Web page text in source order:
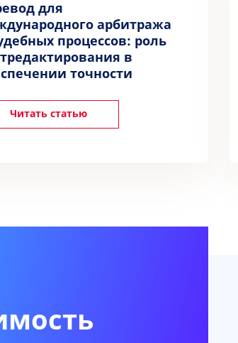
для
арбитража
процессов: роль
в
точности
Читать статью